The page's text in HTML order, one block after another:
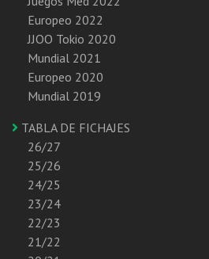
Europeo 2022
JJOO Tokio 2020
Mundial 2021
Europeo 2020
Mundial 2019
TABLA DE FICHAJES
26/27
25/26
24/25
23/24
22/23
21/22